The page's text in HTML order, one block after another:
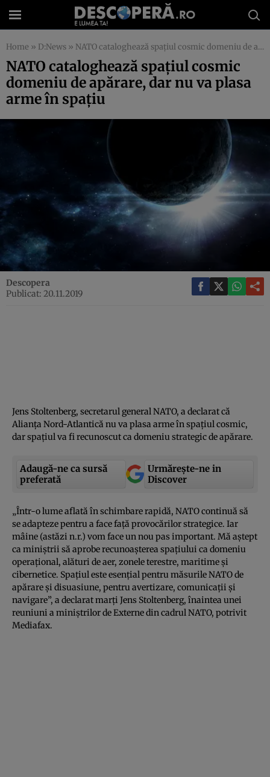
Home » D:News » NATO cataloghează spaţiul cosmic domeniu de apărare, dar nu va plasa arme în spaţiu
NATO cataloghează spaţiul cosmic
domeniu de apărare, dar nu va plasa
arme în spaţiu
Descopera
Publicat: 20.11.2019
Jens Stoltenberg, secretarul general NATO, a declarat că
Alianţa Nord-Atlantică nu va plasa arme în spaţiul cosmic,
dar spaţiul va fi recunoscut ca domeniu strategic de apărare.
Adaugă-ne ca sursă
preferată
Urmărește-ne in
Discover
„Într-o lume aflată în schimbare rapidă, NATO continuă să
se adapteze pentru a face faţă provocărilor strategice. Iar
mâine (astăzi n.r.) vom face un nou pas important. Mă aştept
ca miniştrii să aprobe recunoaşterea spaţiului ca domeniu
operaţional, alături de aer, zonele terestre, maritime şi
cibernetice. Spaţiul este esenţial pentru măsurile NATO de
apărare şi disuasiune, pentru avertizare, comunicaţii şi
navigare”, a declarat marţi Jens Stoltenberg, înaintea unei
reuniuni a miniştrilor de Externe din cadrul NATO, potrivit
Mediafax.